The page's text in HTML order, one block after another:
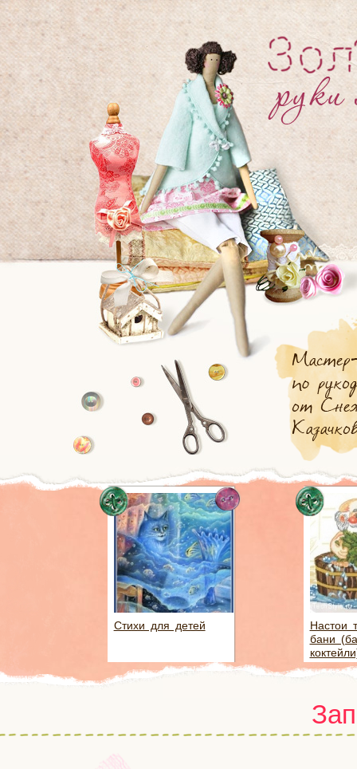
Стихи для детей
Настои
бани